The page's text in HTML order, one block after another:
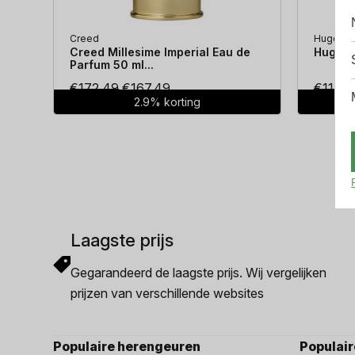
Creed
Creed Millesime Imperial Eau de
Parfum 50 ml...
€172.49Oorspronkelijke
prijs
€167.49Huidige
prijs
2.9% korting
Hugo
Hugo
€114.38
Laagste prijs
Gegarandeerd de laagste prijs. Wij vergelijken
prijzen van verschillende websites
Populaire herengeuren